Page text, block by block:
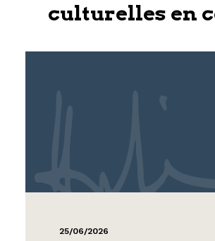
culturelles en
25/06/2026